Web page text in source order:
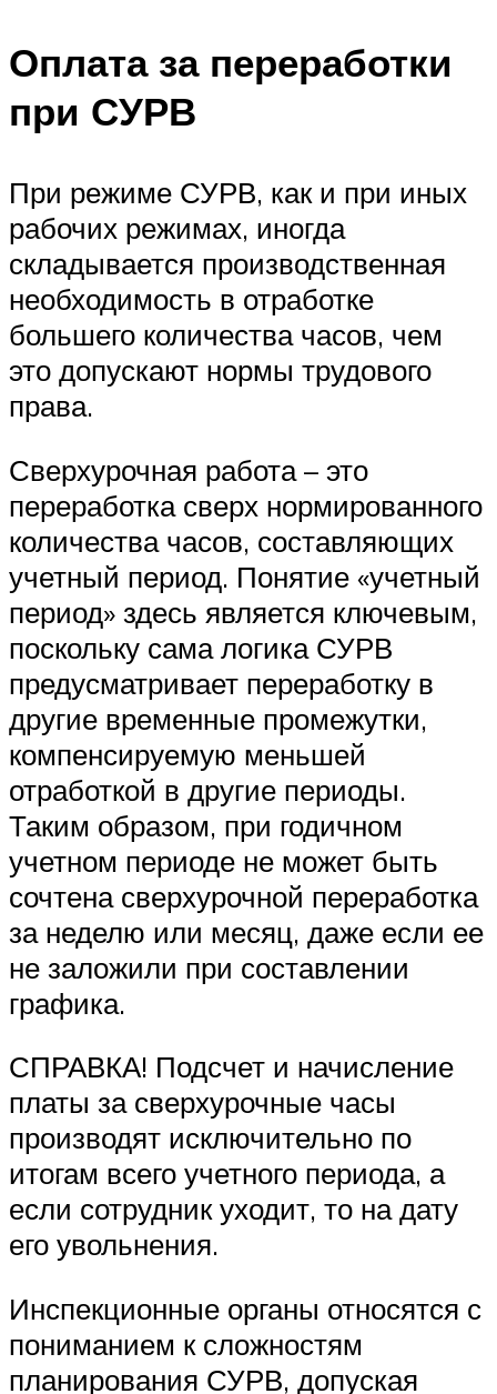
Оплата за переработки
при СУРВ
При режиме СУРВ, как и при иных
рабочих режимах, иногда
складывается производственная
необходимость в отработке
большего количества часов, чем
это допускают нормы трудового
права.
Сверхурочная работа – это
переработка сверх нормированного
количества часов, составляющих
учетный период. Понятие «учетный
период» здесь является ключевым,
поскольку сама логика СУРВ
предусматривает переработку в
другие временные промежутки,
компенсируемую меньшей
отработкой в другие периоды.
Таким образом, при годичном
учетном периоде не может быть
сочтена сверхурочной переработка
за неделю или месяц, даже если ее
не заложили при составлении
графика.
СПРАВКА! Подсчет и начисление
платы за сверхурочные часы
производят исключительно по
итогам всего учетного периода, а
если сотрудник уходит, то на дату
его увольнения.
Инспекционные органы относятся с
пониманием к сложностям
планирования СУРВ, допуская